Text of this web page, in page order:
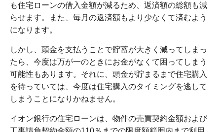
も住宅ローンの借入金額が減るため、返済額の総額も減
らせます。また、毎月の返済額もより少なくて済むよう
になります。
しかし、頭金を支払うことで貯蓄が大きく減ってしまっ
たら、今度は万が一のときにお金がなくて困ってしまう
可能性もあります。それに、頭金が貯まるまで住宅購入
を待っていては、今度は住宅購入のタイミングを逃して
しまうことになりかねません。
イオン銀行の住宅ローンは、物件の売買契約金額および